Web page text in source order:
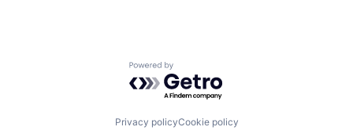
Powered by Getro.com
Privacy policyCookie policy